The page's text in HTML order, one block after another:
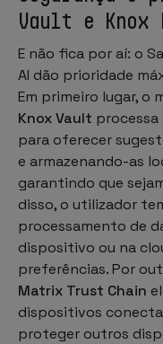
Vault e Knox
E não fica por aí: o
AI dão prioridade
Em primeiro lugar, o
Knox Vault processa
para oferecer
e armazenando-as
garantindo que
disso, o utilizador
processamento de
dispositivo ou na
preferências. Por
Matrix Trust Chain
dispositivos
proteger outros